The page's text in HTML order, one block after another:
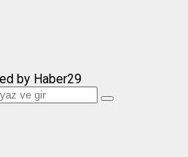
by Haber29